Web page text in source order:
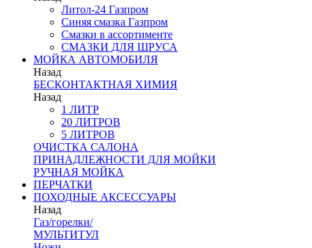
Литол-24 Газпром
Синяя смазка Газпром
Смазки в ассортименте
СМАЗКИ ДЛЯ ШРУСА
МОЙКА АВТОМОБИЛЯ
Назад
БЕСКОНТАКТНАЯ ХИМИЯ
Назад
1 ЛИТР
20 ЛИТРОВ
5 ЛИТРОВ
ОЧИСТКА САЛОНА
ПРИНАДЛЕЖНОСТИ ДЛЯ МОЙКИ
РУЧНАЯ МОЙКА
ПЕРЧАТКИ
ПОХОДНЫЕ АКСЕССУАРЫ
Назад
Газ/горелки/
МУЛЬТИТУЛ